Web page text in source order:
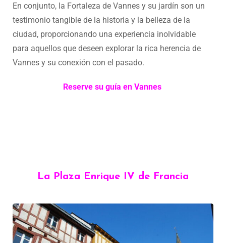
En conjunto, la Fortaleza de Vannes y su jardín son un
testimonio tangible de la historia y la belleza de la
ciudad, proporcionando una experiencia inolvidable
para aquellos que deseen explorar la rica herencia de
Vannes y su conexión con el pasado.
Reserve su guía en Vannes
La Plaza Enrique IV de Francia